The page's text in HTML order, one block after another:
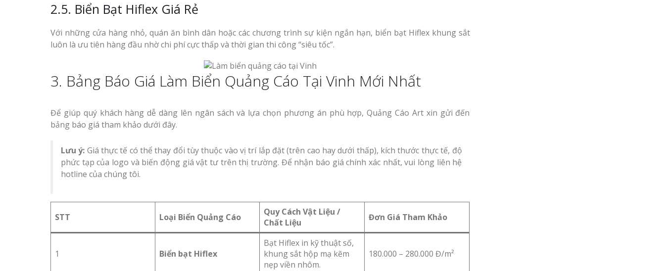
2.5. Biển Bạt Hiflex Giá Rẻ
Với những cửa hàng nhỏ, quán ăn bình dân hoặc các chương trình sự kiện ngắn hạn, biển bạt Hiflex khung sắt
luôn là ưu tiên hàng đầu nhờ chi phí cực thấp và thời gian thi công “siêu tốc”.
3. Bảng Báo Giá Làm Biển Quảng Cáo Tại Vinh Mới Nhất
Để giúp quý khách hàng dễ dàng lên ngân sách và lựa chọn phương án phù hợp, Quảng Cáo Art xin gửi đến
bảng báo giá tham khảo dưới đây.
Lưu ý: Giá thực tế có thể thay đổi tùy thuộc vào vị trí lắp đặt (trên cao hay dưới thấp), kích thước thực tế, độ
phức tạp của logo và biến động giá vật tư trên thị trường. Để nhận báo giá chính xác nhất, vui lòng liên hệ
hotline của chúng tôi.
STT Loại Biển Quảng Cáo
Quy Cách Vật Liệu /
Chất Liệu
Đơn Giá Tham Khảo
1 Biển bạt Hiflex
Bạt Hiflex in kỹ thuật số,
khung sắt hộp mạ kẽm
nẹp viền nhôm.
180.000 – 280.000 Đ/m²